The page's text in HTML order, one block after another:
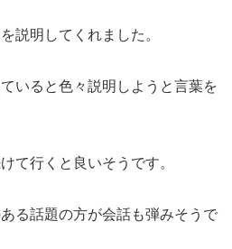
説明してくれました。
いると色々説明しようと言葉を
て行くと良いそうです。
る話題の方が会話も弾みそうで